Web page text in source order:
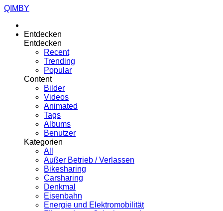
QIMBY
Entdecken
Entdecken
Recent
Trending
Popular
Content
Bilder
Videos
Animated
Tags
Albums
Benutzer
Kategorien
All
Außer Betrieb / Verlassen
Bikesharing
Carsharing
Denkmal
Eisenbahn
Energie und Elektromobilität